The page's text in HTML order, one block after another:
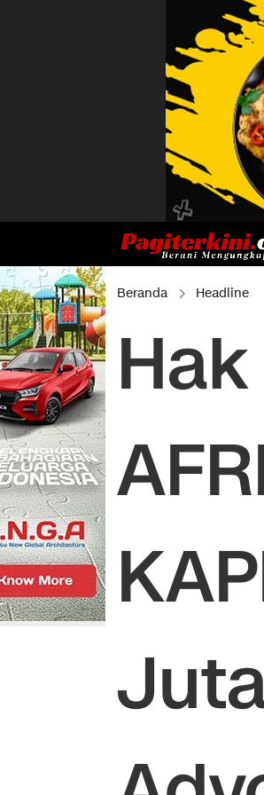
Beranda Headline